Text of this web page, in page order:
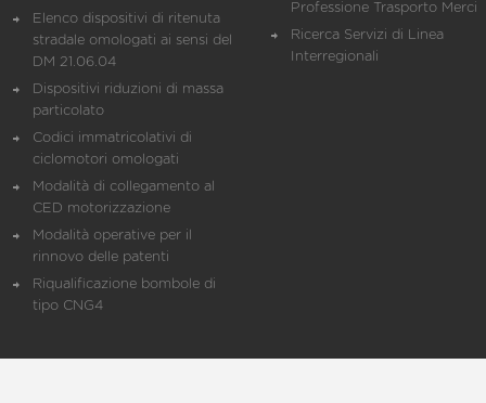
Elenco dispositivi di ritenuta
stradale omologati ai sensi del
DM 21.06.04
Dispositivi riduzioni di massa
particolato
Codici immatricolativi di
ciclomotori omologati
Modalità di collegamento al
CED motorizzazione
Modalità operative per il
rinnovo delle patenti
Riqualificazione bombole di
tipo CNG4
Professione Trasporto Merci
Ricerca Servizi di Linea
Interregionali